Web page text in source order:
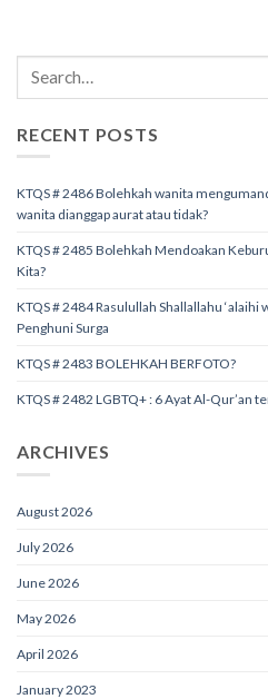
RECENT POSTS
KTQS # 2486 Bolehkah wanita
wanita dianggap aurat atau tidak?
KTQS # 2485 Bolehkah Mendoakan
Kita?
KTQS # 2484 Rasulullah Shallallahu ‘alaihi
Penghuni Surga
KTQS # 2483 BOLEHKAH BERFOTO?
KTQS # 2482 LGBTQ+ : 6 Ayat Al-Qur’an
ARCHIVES
August 2026
July 2026
June 2026
May 2026
April 2026
January 2023